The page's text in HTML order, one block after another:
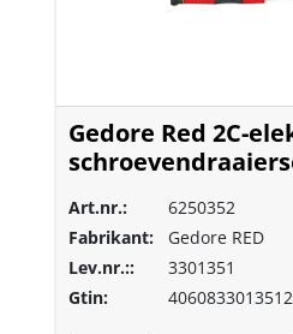
Gedore Red 2C-
Art.nr.:
6250352
Fabrikant:
Gedore RED
Lev.nr.::
3301351
Gtin:
4060833013512